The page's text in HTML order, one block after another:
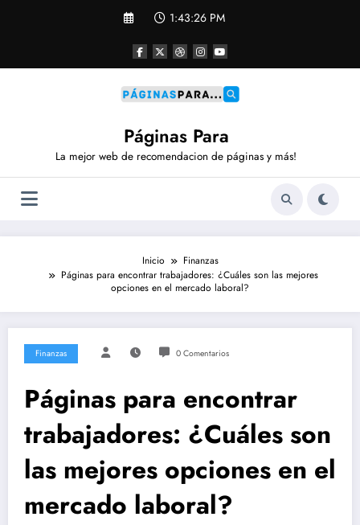
1:43:27 PM
Páginas Para
La mejor web de recomendacion de páginas y más!
Inicio
Finanzas
Páginas para encontrar trabajadores: ¿Cuáles son las mejores
opciones en el mercado laboral?
Finanzas 0 Comentarios
Páginas para encontrar
trabajadores: ¿Cuáles son
las mejores opciones en el
mercado laboral?